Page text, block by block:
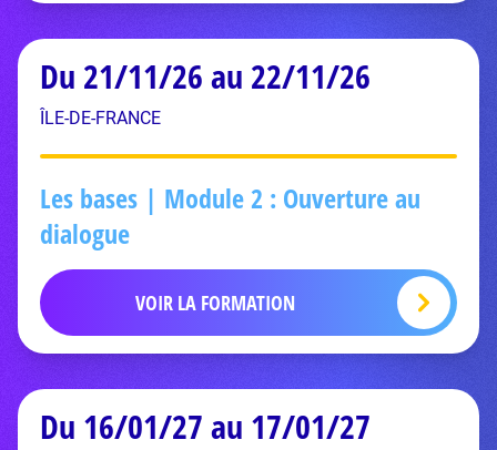
Du 21/11/26 au 22/11/26
ÎLE-DE-FRANCE
Les bases | Module 2 : Ouverture au
dialogue
VOIR LA FORMATION
Du 16/01/27 au 17/01/27